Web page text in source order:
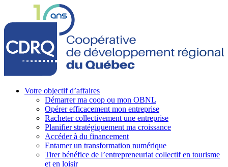
Votre objectif d’affaires
Démarrer ma coop ou mon OBNL
Opérer efficacement mon entreprise
Racheter collectivement une entreprise
Planifier stratégiquement ma croissance
Accéder à du financement
Entamer un transformation numérique
Tirer bénéfice de l’entrepreneuriat collectif en tourisme
et en loisir